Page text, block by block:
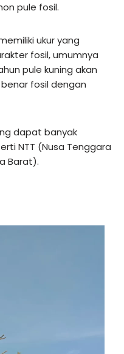
pule fosil.
ukur yang
fosil, umumnya
pule kuning akan
fosil dengan
dapat banyak
NTT (Nusa Tenggara
Barat).